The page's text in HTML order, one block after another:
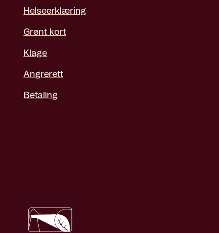
Helseerklæring
Grønt kort
Klage
Angrerett
Betaling